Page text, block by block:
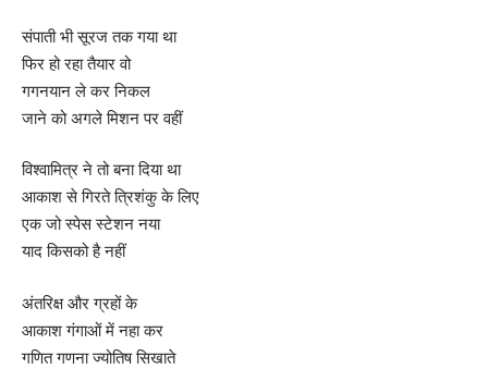
संपाती भी सूरज तक गया था
फिर हो रहा तैयार वो
गगनयान ले कर निकल
जाने को अगले मिशन पर वहीं
विश्वामित्र ने तो बना दिया था
आकाश से गिरते त्रिशंकु के लिए
एक जो स्पेस स्टेशन नया
याद किसको है नहीं
अंतरिक्ष और ग्रहों के
आकाश गंगाओं में नहा कर
गणित गणना ज्योतिष सिखाते